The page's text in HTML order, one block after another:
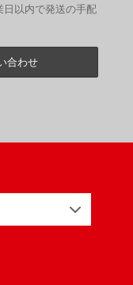
日以内で発送の手配
合わせ